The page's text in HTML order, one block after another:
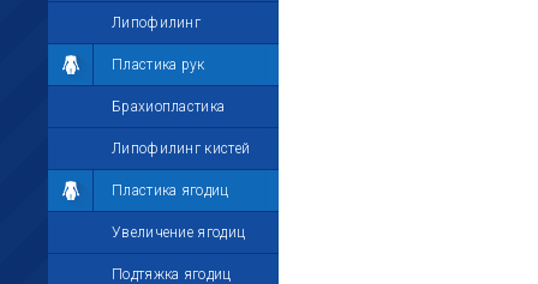
Липофилинг
Пластика рук
Брахиопластика
Липофилинг кистей
Пластика ягодиц
Увеличение ягодиц
Подтяжка ягодиц